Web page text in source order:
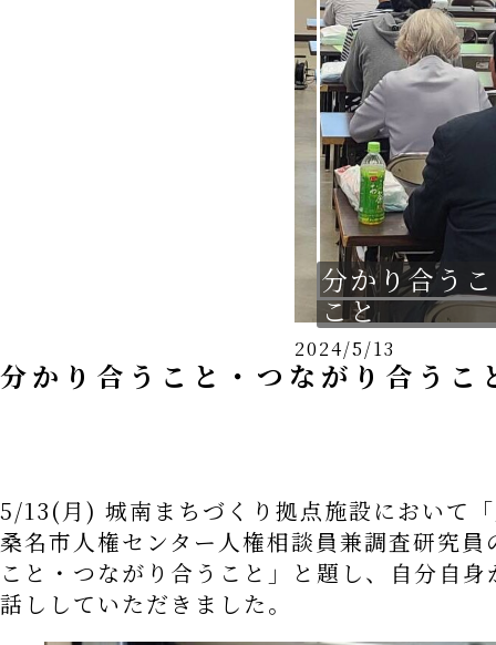
城南グッズ
お問い合わせ
分かり合う
こと
2024/5/13
分かり合うこと・つながり合うこ
5/13(月) 城南まちづくり拠点施設において
桑名市人権センター人権相談員兼調査研究
こと・つながり合うこと」と題し、自分自
話ししていただきました。